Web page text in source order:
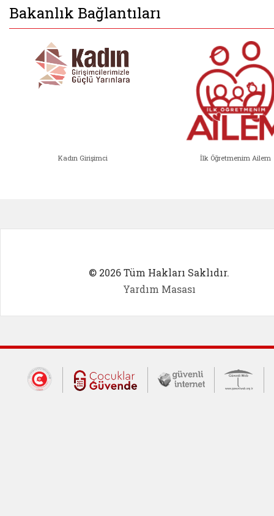
Bakanlık Bağlantıları
Kadın Girişimci İlk Öğretmenim Ailem
© 2026 Tüm Hakları Saklıdır.
Yardım Masası
Dış Bağlantılar
Cumhurbaşkanlığı İletişim Merkezi
Çocuklar Güvende (yeni
Güvenli